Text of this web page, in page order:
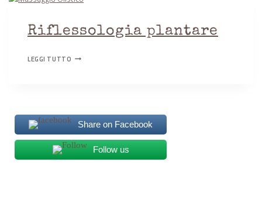
Riflessologia plantare
LEGGI TUTTO RIFLESSOLOGIA
Share on Facebook
Follow us